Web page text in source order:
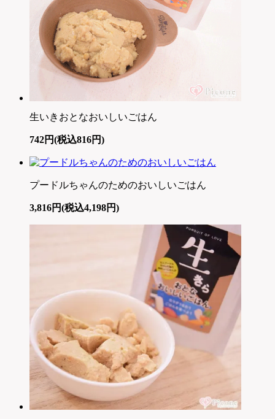
生いきおとなおいしいごはん
742円(税込816円)
プードルちゃんのためのおいしいごはん
3,816円(税込4,198円)